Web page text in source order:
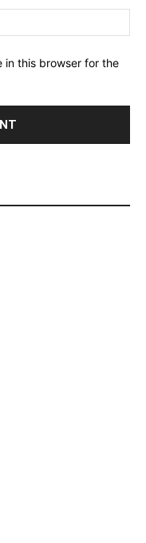
in this browser for the